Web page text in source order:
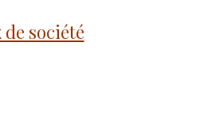
de société